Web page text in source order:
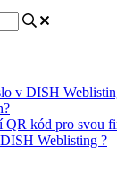
v DISH
QR kód pro svou
Weblisting ?